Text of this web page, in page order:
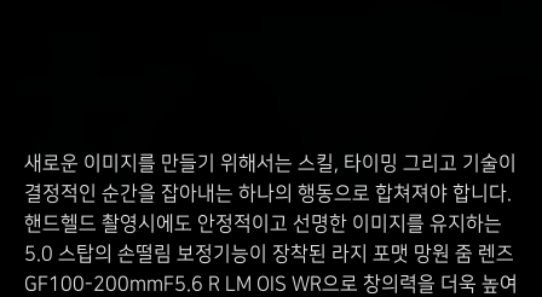
새로운 이미지를 만들기 위해서는 스킬, 타이밍 그리고 기술이
결정적인 순간을 잡아내는 하나의 행동으로 합쳐져야 합니다.
핸드헬드 촬영시에도 안정적이고 선명한 이미지를 유지하는
5.0 스탑의 손떨림 보정기능이 장착된 라지 포맷 망원 줌 렌즈
GF100-200mmF5.6 R LM OIS WR으로 창의력을 더욱 높여